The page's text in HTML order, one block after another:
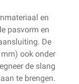
en
pasvorm en
De
ook onder
de slang
te brengen.